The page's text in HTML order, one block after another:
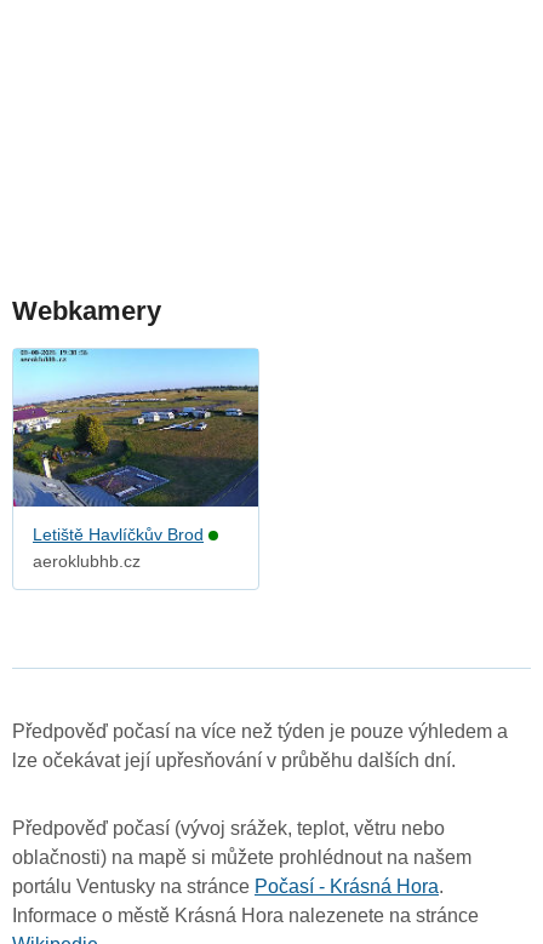
Webkamery
Letiště Havlíčkův Brod
aeroklubhb.cz
Předpověď počasí na více než týden je pouze výhledem a
lze očekávat její upřesňování v průběhu dalších dní.
Předpověď počasí (vývoj srážek, teplot, větru nebo
oblačnosti) na mapě si můžete prohlédnout na našem
portálu Ventusky na stránce Počasí - Krásná Hora.
Informace o městě Krásná Hora nalezenete na stránce